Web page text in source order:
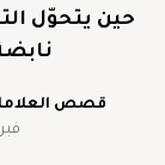
حين يتحوّل
قصص العلامات
فبراير 6,